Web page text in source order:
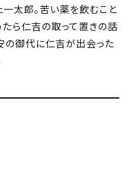
太郎。苦い薬を飲むこと
ら仁吉の取って置きの話
の御代に仁吉が出会った